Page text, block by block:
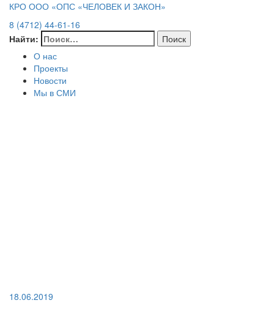
КРО ООО «ОПС «ЧЕЛОВЕК И ЗАКОН»
8 (4712) 44-61-16
Найти:
О нас
Проекты
Новости
Мы в СМИ
18.06.2019